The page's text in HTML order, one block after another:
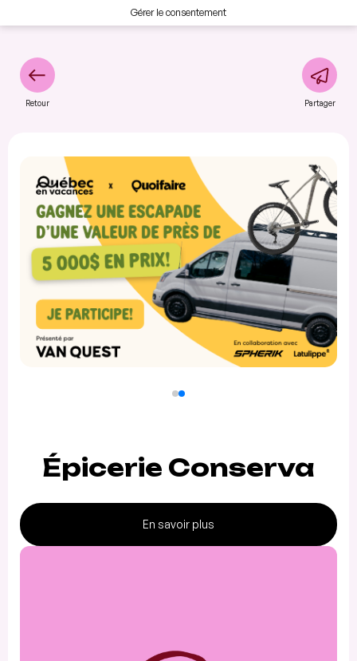
Gérer le consentement
Retour Partager
Épicerie Conserva
En savoir plus